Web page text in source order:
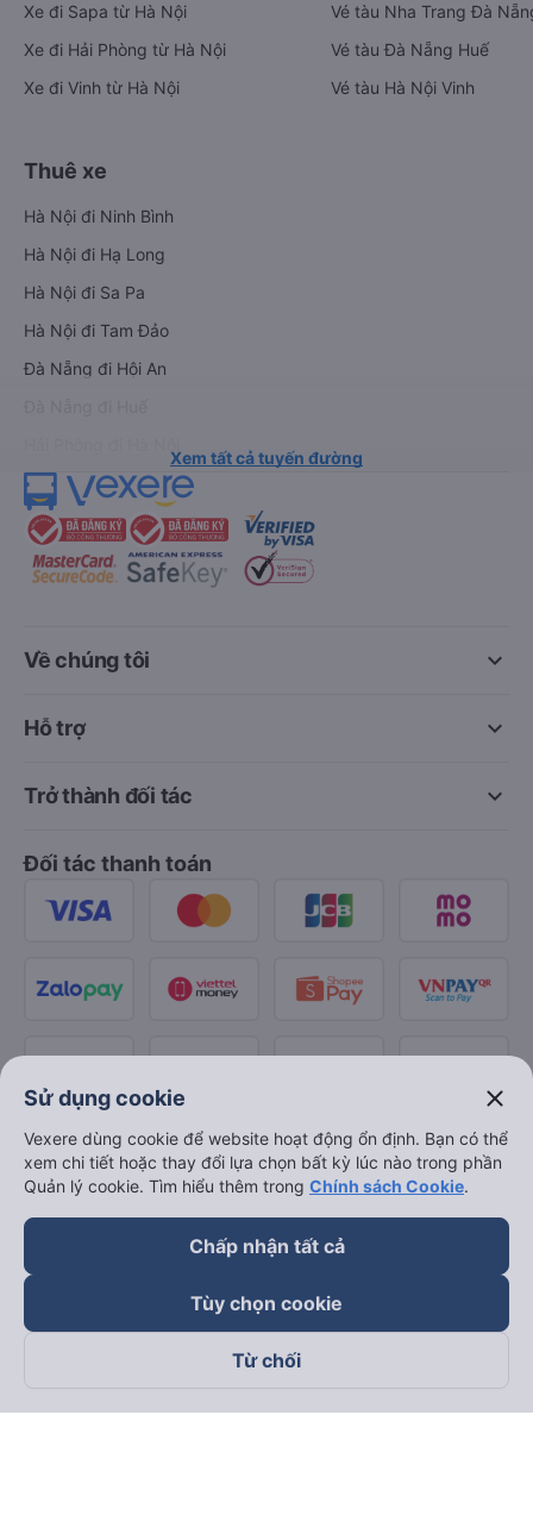
Xe đi Sapa từ Hà Nội
Xe đi Hải Phòng từ Hà Nội
Xe đi Vinh từ Hà Nội
Vé tàu Nha Trang Đà
Vé tàu Đà Nẵng Huế
Vé tàu Hà Nội Vinh
Thuê xe
Hà Nội đi Ninh Bình
Hà Nội đi Hạ Long
Hà Nội đi Sa Pa
Hà Nội đi Tam Đảo
Đà Nẵng đi Hội An
Xem tất cả tuyến đường
keyboard_arrow_down
Về chúng tôi
keyboard_arrow_down
Hỗ trợ
keyboard_arrow_down
Trở thành đối tác
Đối tác thanh toán
Theo dõi chúng tôi trên
Sử dụng cookie close
Vexere dùng cookie để website hoạt động ổn định. Bạn có thể
xem chi tiết hoặc thay đổi lựa chọn bất kỳ lúc nào trong phần
Quản lý cookie. Tìm hiểu thêm trong Chính sách Cookie.
Chấp nhận tất cả
Tùy chọn cookie
Từ chối